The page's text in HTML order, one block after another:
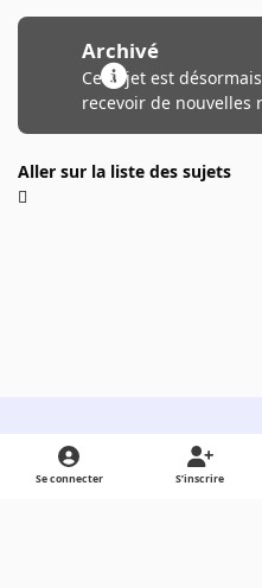
Archivé
Ce sujet est
recevoir de nouvelles
Aller sur la liste des sujets
Light ModeDark ModeSystem Preference
Se connecter S’inscrire